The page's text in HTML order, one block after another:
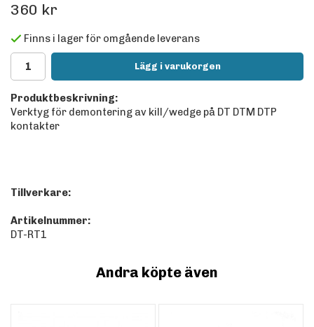
360 kr
Finns i lager för omgående leverans
Lägg i varukorgen
Produktbeskrivning:
Verktyg för demontering av kill/wedge på DT DTM DTP
kontakter
Tillverkare:
Artikelnummer:
DT-RT1
Andra köpte även